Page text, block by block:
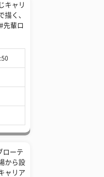
キャリ
描く、
先輩ロ
ローテ
から設
ャリア